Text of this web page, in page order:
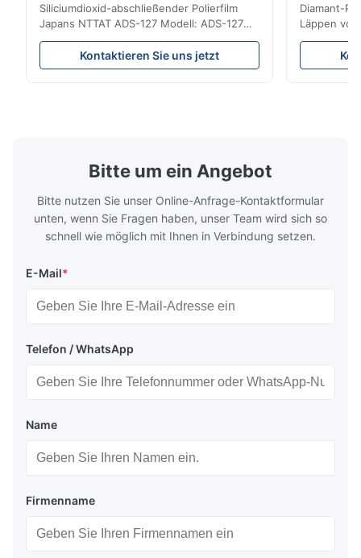
Siliciumdioxid-abschließender Polierfilm
Japans NTTAT ADS-127 Modell: ADS-127
Ursprungsort: Japan Schnelles Detail
●Gleichmäßig-gesprühte Partikel auf
überzogener Oberfläche ●Gute Intensität
Kontaktieren Sie uns jetzt
Diamant-
Läppen
von
Bitte um ein Angebot
Bitte nutzen Sie unser Online-Anfrage-Kontaktformular
unten, wenn Sie Fragen haben, unser Team wird sich so
schnell wie möglich mit Ihnen in Verbindung setzen.
E-Mail*
Telefon / WhatsApp
Name
Firmenname